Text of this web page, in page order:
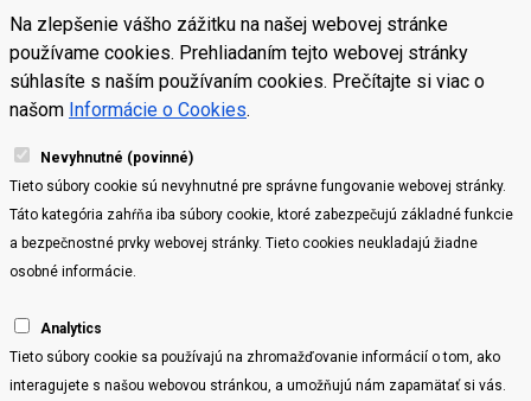
Na zlepšenie vášho zážitku na našej webovej stránke
používame cookies. Prehliadaním tejto webovej stránky
súhlasíte s naším používaním cookies. Prečítajte si viac o
našom Informácie o Cookies.
Nevyhnutné (povinné)
Tieto súbory cookie sú nevyhnutné pre správne fungovanie webovej stránky.
Táto kategória zahŕňa iba súbory cookie, ktoré zabezpečujú základné funkcie
a bezpečnostné prvky webovej stránky. Tieto cookies neukladajú žiadne
osobné informácie.
Analytics
Tieto súbory cookie sa používajú na zhromažďovanie informácií o tom, ako
interagujete s našou webovou stránkou, a umožňujú nám zapamätať si vás.